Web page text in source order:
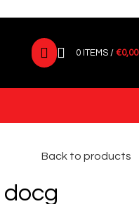
0 ITEMS / €0,00
Back to products